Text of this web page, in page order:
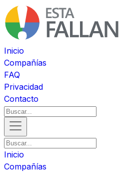
Inicio
Compañías
FAQ
Privacidad
Contacto
Inicio
Compañías